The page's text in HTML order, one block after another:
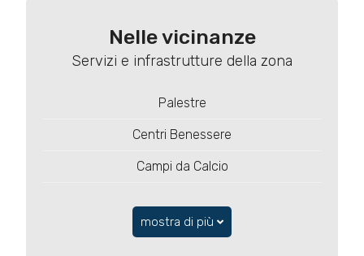
Nelle vicinanze
Servizi e infrastrutture della zona
Palestre
Centri Benessere
Campi da Calcio
mostra di più